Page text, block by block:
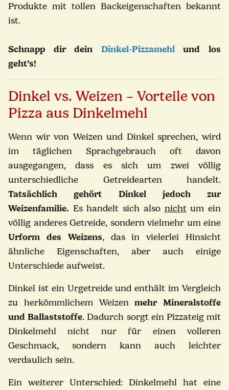
Produkte mit tollen Backeigenschaften bekannt
ist.
Schnapp dir dein Dinkel-Pizzamehlund los
geht’s!
Dinkel vs. Weizen – Vorteile von
Pizza aus Dinkelmehl
Wenn wir von Weizen und Dinkel sprechen, wird
im täglichen Sprachgebrauch oft davon
ausgegangen, dass es sich um zwei völlig
unterschiedliche Getreidearten handelt.
Tatsächlich gehört Dinkel jedoch zur
Weizenfamilie. Es handelt sich also nichtum ein
völlig anderes Getreide, sondern vielmehr um eine
Urform des Weizens, das in vielerlei Hinsicht
ähnliche Eigenschaften, aber auch einige
Unterschiede aufweist.
Dinkel ist ein Urgetreide und enthält im Vergleich
zu herkömmlichem Weizenmehr Mineralstoffe
und Ballaststoffe. Dadurch sorgt ein Pizzateig mit
Dinkelmehl nicht nur für einen volleren
Geschmack, sondern kann auch leichter
verdaulich sein.
Ein weiterer Unterschied: Dinkelmehl hat eine